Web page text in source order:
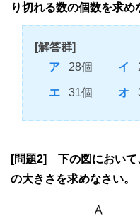
り切れる数の個数を求め
[解答群]
28個
31個
[問題2] 下の図におい
の大きさを求めなさい。